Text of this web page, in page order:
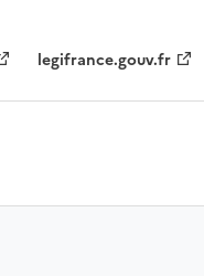
legifrance.gouv.fr